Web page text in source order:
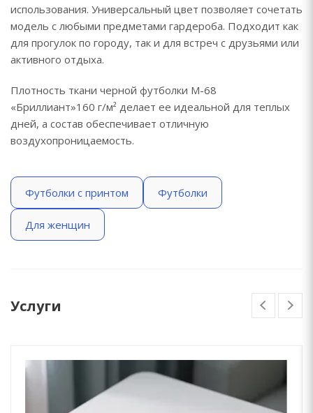
использования. Универсальный цвет позволяет сочетать
модель с любыми предметами гардероба. Подходит как
для прогулок по городу, так и для встреч с друзьями или
активного отдыха.
Плотность ткани черной футболки М-68
«Бриллиант»160 г/м² делает ее идеальной для теплых
дней, а состав обеспечивает отличную
воздухопроницаемость.
Футболки с принтом Футболки
Для женщин
Услуги